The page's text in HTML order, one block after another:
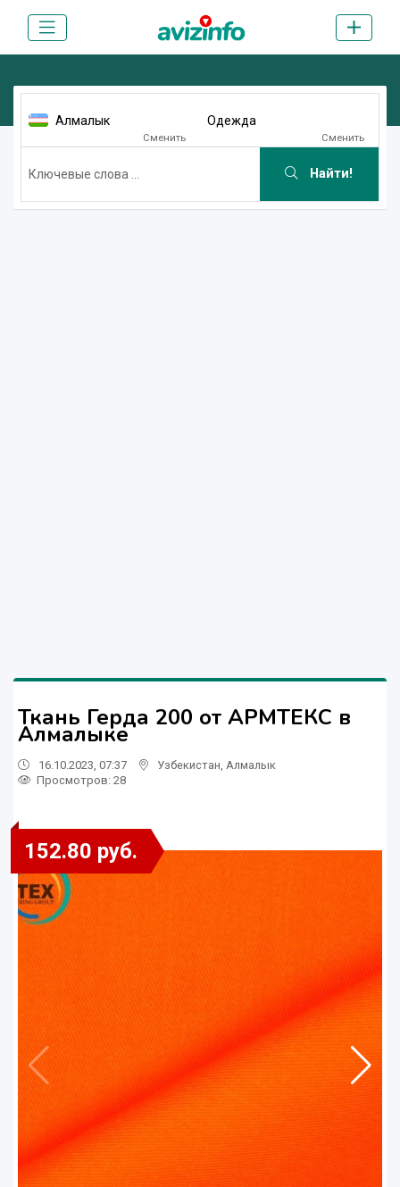
Алмалык
Сменить
Одежда
Сменить
Найти!
Ткань Герда 200 от АРМТЕКС в
Алмалыке
16.10.2023, 07:37 Узбекистан Алмалык
Просмотров: 28
152.80 руб.